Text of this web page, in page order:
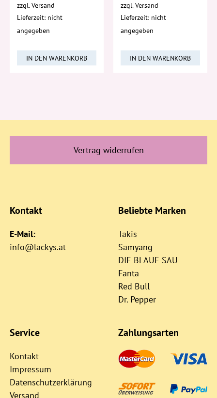
zzgl.Versand
Lieferzeit: nicht
angegeben
IN DEN WARENKORB
zzgl.Versand
Lieferzeit: nicht
angegeben
IN DEN WARENKORB
Vertrag widerrufen
Kontakt
E-Mail:
info@lackys.at
Beliebte Marken
Takis
Samyang
DIE BLAUE SAU
Fanta
Red Bull
Dr. Pepper
Service
Kontakt
Impressum
Datenschutzerklärung
Versand
Zahlungsarten